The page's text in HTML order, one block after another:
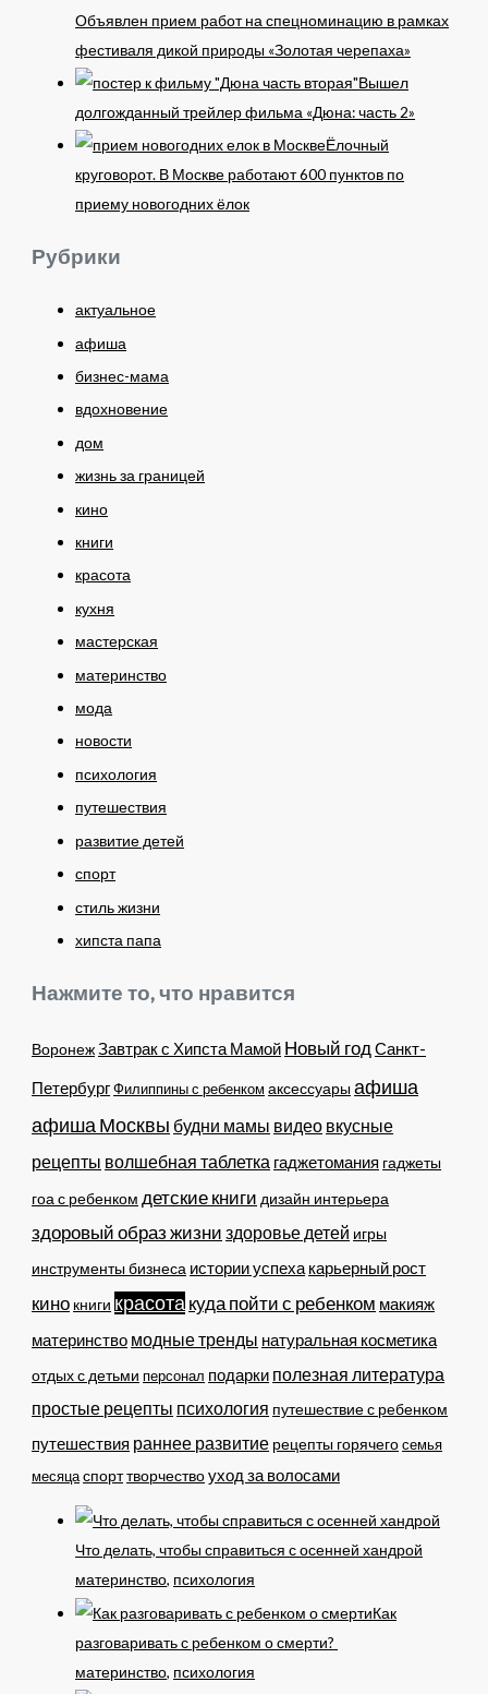
Объявлен прием работ на спецноминацию в рамках
фестиваля дикой природы «Золотая черепаха»
Вышел
долгожданный трейлер фильма «Дюна: часть 2»
Ёлочный
круговорот. В Москве работают 600 пунктов по
приему новогодних ёлок
Рубрики
актуальное
афиша
бизнес-мама
вдохновение
дом
жизнь за границей
кино
книги
красота
кухня
мастерская
материнство
мода
новости
психология
путешествия
развитие детей
спорт
стиль жизни
хипста папа
Нажмите то, что нравится
ВоронежЗавтрак с Хипста Мамой Новый год Санкт-
ПетербургФилиппины с ребенком аксессуарыафиша
афиша Москвы будни мамы видео вкусные
рецепты волшебная таблетка гаджетомания гаджеты
гоа с ребенком детские книги дизайн интерьера
здоровый образ жизни здоровье детей игры
инструменты бизнеса истории успеха карьерный рост
кино книги красотакуда пойти с ребенком макияж
материнство модные тренды натуральная косметика
отдых с детьми персонал подарки полезная литература
простые рецепты психология путешествие с ребенком
путешествия раннее развитие рецепты горячегосемья
месяцаспорттворчествоуход за волосами
Что делать, чтобы справиться с осенней хандрой
материнство, психология
Как
разговаривать с ребенком о смерти?
материнство, психология